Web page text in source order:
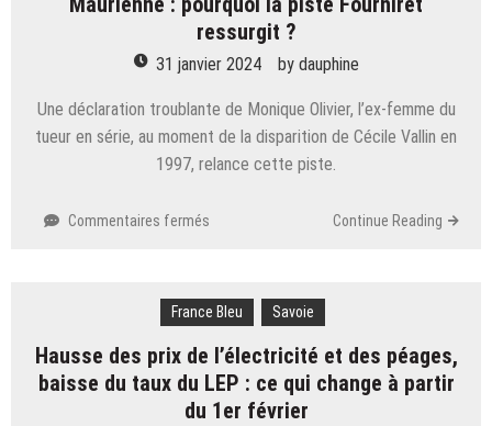
ressurgit ?
31 janvier 2024 by dauphine
Une déclaration troublante de Monique Olivier, l’ex-femme du
tueur en série, au moment de la disparition de Cécile Vallin en
1997, relance cette piste.
Commentaires fermés
Cécile
en
Maurienne :
pourquoi
Continue Reading
France Bleu Savoie
Hausse des prix de l’électricité et des péages,
baisse du taux du LEP : ce qui change à partir
du 1er février